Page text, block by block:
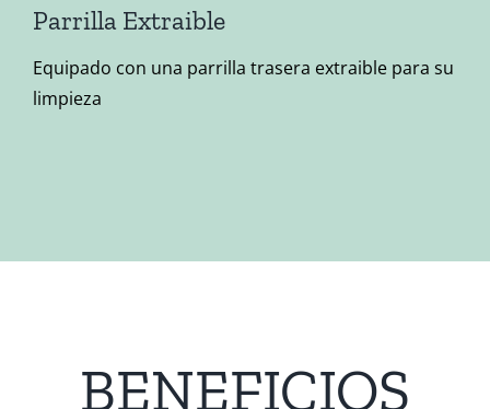
Parrilla Extraible
Equipado con una parrilla trasera extraible para su
limpieza
BENEFICIOS